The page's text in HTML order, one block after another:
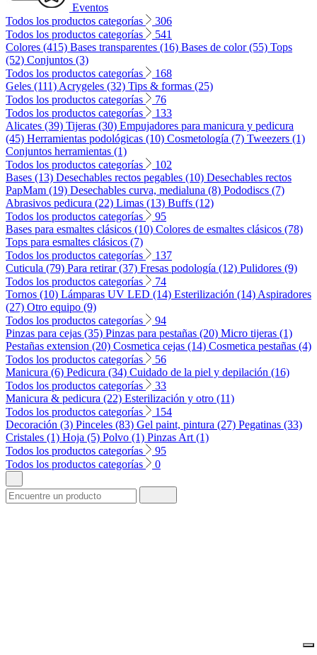
Eventos
Todos los productos categorías
306
Todos los productos categorías
541
Colores (415) Bases transparentes (16) Bases de color (55) Tops
(52) Conjuntos (3)
Todos los productos categorías
168
Geles (111) Acrygeles (32) Tips & formas (25)
Todos los productos categorías
76
Todos los productos categorías
133
Alicates (39) Tijeras (30) Empujadores para manicura y pedicura
(45) Herramientas podológicas (10) Cosmetología (7) Tweezers (1)
Conjuntos herramientas (1)
Todos los productos categorías
102
Bases (13) Desechables rectos pegables (10) Desechables rectos
PapMam (19) Desechables curva, medialuna (8) Pododiscs (7)
Abrasivos pedicura (22) Limas (13) Buffs (12)
Todos los productos categorías
95
Bases para esmaltes clásicos (10) Colores de esmaltes clásicos (78)
Tops para esmaltes clásicos (7)
Todos los productos categorías
137
Cuticula (79) Para retirar (37) Fresas podología (12) Pulidores (9)
Todos los productos categorías
74
Tornos (10) Lámparas UV LED (14) Esterilización (14) Aspiradores
(27) Otro equipo (9)
Todos los productos categorías
94
Pinzas para cejas (35) Pinzas para pestañas (20) Micro tijeras (1)
Pestañas extension (20) Cosmetica cejas (14) Cosmetica pestañas (4)
Todos los productos categorías
56
Manicura (6) Pedicura (34) Cuidado de la piel y depilación (16)
Todos los productos categorías
33
Manicura & pedicura (22) Esterilización y otro (11)
Todos los productos categorías
154
Decoración (3) Pinceles (83) Gel paint, pintura (27) Pegatinas (33)
Cristales (1) Hoja (5) Polvo (1) Pinzas Art (1)
Todos los productos categorías
95
Todos los productos categorías
0